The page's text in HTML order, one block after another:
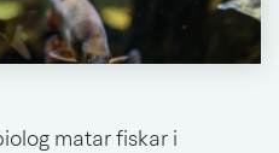
matar fiskar i